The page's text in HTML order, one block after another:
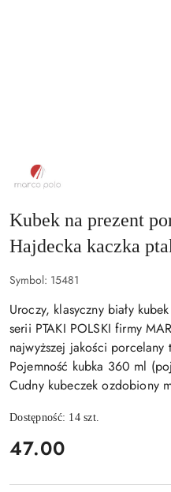
NAZWA
PRODUCENTA:
MARCO
Kubek na prezent
Hajdecka kaczka
Symbol: 15481
Uroczy, klasyczny biały
serii PTAKI POLSKI firmy
najwyższej jakości porcelany
Pojemność kubka 360 ml
Cudny kubeczek ozdobiony
Dostępność: 14szt.
cena:
47.00